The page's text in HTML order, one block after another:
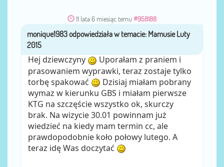
11 lata 6 miesiąc temu #958188
przezmonique1983
Hej dziewczyny
Uporałam z praniem i
prasowaniem wyprawki, teraz zostaje tylko
torbę spakować
Dzisiaj miałam pobrany
wymaz w kierunku GBS i miałam pierwsze
KTG na szczęście wszystko ok, skurczy
brak. Na wizycie 30.01 powinnam już
wiedzieć na kiedy mam termin cc, ale
prawdopodobnie koło połowy lutego. A
teraz idę Was doczytać